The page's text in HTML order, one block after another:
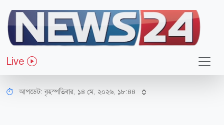
Live
জাতীয়
ঈদে এক শ্রেণির যাত্রীদের জন্য জাহাজ-
লঞ্চে বিশেষ ছাড়
আপডেট: বৃহস্পতিবার, ১৪ মে, ২০২৬, ১৮:৪৪